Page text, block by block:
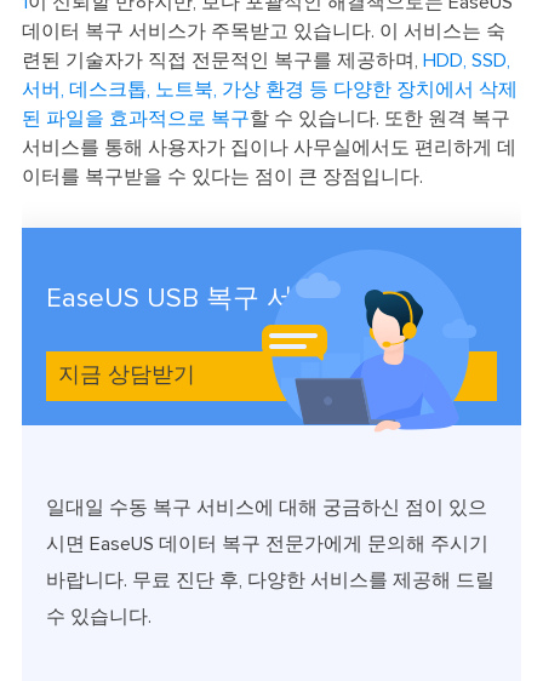
데이터 복구 서비스가 주목받고 있습니다. 이 서비스는 숙
련된 기술자가 직접 전문적인 복구를 제공하며,
HDD, SSD,
서버, 데스크톱, 노트북, 가상 환경 등 다양한 장치에서 삭제
된 파일을 효과적으로 복구할 수 있습니다. 또한 원격 복구
서비스를 통해 사용자가 집이나 사무실에서도 편리하게 데
이터를 복구받을 수 있다는 점이 큰 장점입니다.
EaseUS USB 복구 서비스
지금 상담받기
일대일 수동 복구 서비스에 대해 궁금하신 점이 있으
시면 EaseUS 데이터 복구 전문가에게 문의해 주시기
바랍니다. 무료 진단 후, 다양한 서비스를 제공해 드릴
수 있습니다.